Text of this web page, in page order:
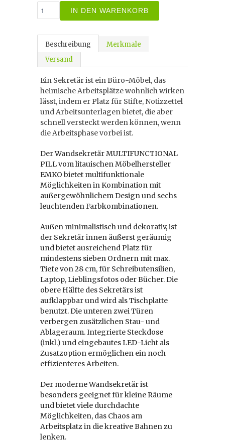
IN DEN WARENKORB
Beschreibung
Merkmale
Versand
Ein Sekretär ist ein Büro-Möbel, das
heimische Arbeitsplätze wohnlich wirken
lässt, indem er Platz für Stifte, Notizzettel
und Arbeitsunterlagen bietet, die aber
schnell versteckt werden können, wenn
die Arbeitsphase vorbei ist.
Der Wandsekretär MULTIFUNCTIONAL
PILL vom litauischen Möbelhersteller
EMKO bietet multifunktionale
Möglichkeiten in Kombination mit
außergewöhnlichem Design und sechs
leuchtenden Farbkombinationen.
Außen minimalistisch und dekorativ, ist
der Sekretär innen äußerst geräumig
und bietet ausreichend Platz für
mindestens sieben Ordnern mit max.
Tiefe von 28 cm, für Schreibutensilien,
Laptop, Lieblingsfotos oder Bücher. Die
obere Hälfte des Sekretärs ist
aufklappbar und wird als Tischplatte
benutzt. Die unteren zwei Türen
verbergen zusätzlichen Stau- und
Ablageraum. Integrierte Steckdose
(inkl.) und eingebautes LED-Licht als
Zusatzoption ermöglichen ein noch
effizienteres Arbeiten.
Der moderne Wandsekretär ist
besonders geeignet für kleine Räume
und bietet viele durchdachte
Möglichkeiten, das Chaos am
Arbeitsplatz in die kreative Bahnen zu
lenken.